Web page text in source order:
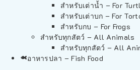
สำหรับเต่าน้ำ – For
สำหรับเต่าบก – For
สำหรับกบ – For Frogs
สำหรับทุกสัตว์ – All Animals
สำหรับทุกสัตว์ – All
อาหารปลา – Fish Food